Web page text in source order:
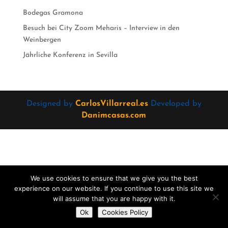
Bodegas Gramona
Besuch bei City Zoom Meharis – Interview in den
Weinbergen
Jährliche Konferenz in Sevilla
Designed by CarlosVillarreal.esDeveloped by
Danimcasas.com
We use cookies to ensure that we give you the best
experience on our website. If you continue to use this site we
will assume that you are happy with it.
Ok
Cookies Policy
Do you want to contact us?